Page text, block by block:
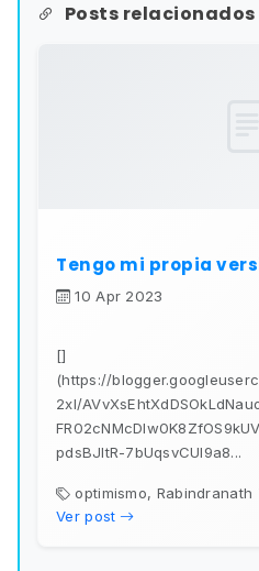
Posts relacionados
Tengo mi propia
10 Apr 2023
[]
(https://
2xl/
pdsBJltR-7bUqsvCUl9a8...
optimismo, Rabindranath
Ver post